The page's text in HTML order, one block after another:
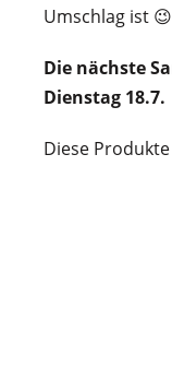
Umschlag ist 😉
Die nächste
Dienstag
Diese